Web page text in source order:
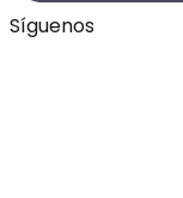
Síguenos